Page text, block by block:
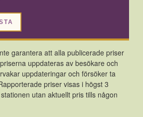
garantera att alla publicerade priser
uppdateras av besökare och
uppdateringar och försöker ta
priser visas i högst 3
utan aktuellt pris tills någon